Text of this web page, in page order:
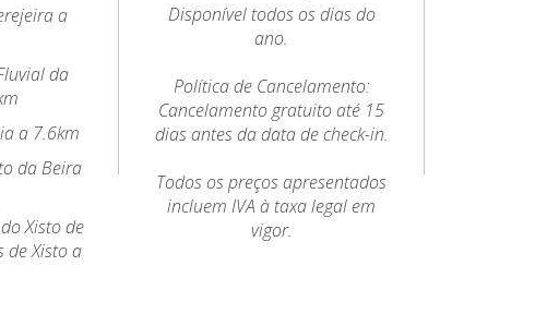
a
da
a 7.6km
da Beira
Xisto de
de Xisto a
Disponível todos os dias do
ano.
Política de Cancelamento:
Cancelamento gratuito até 15
dias antes da data de check-in.
Todos os preços apresentados
incluem IVA à taxa legal em
vigor.